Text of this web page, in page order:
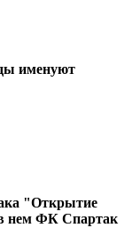
именуют
"Открытие
в нем ФК Спартак